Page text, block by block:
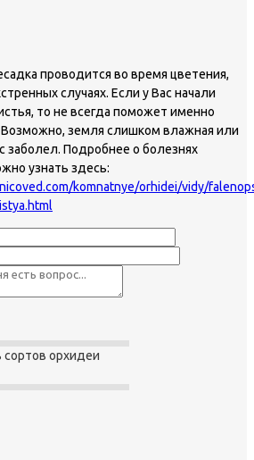
проводится во время цветения,
случаях. Если у Вас начали
то не всегда поможет именно
Возможно, земля слишком влажная или
заболел. Подробнее о болезнях
узнать здесь:
komnatnye/orhidei/vidy/
орхидеи